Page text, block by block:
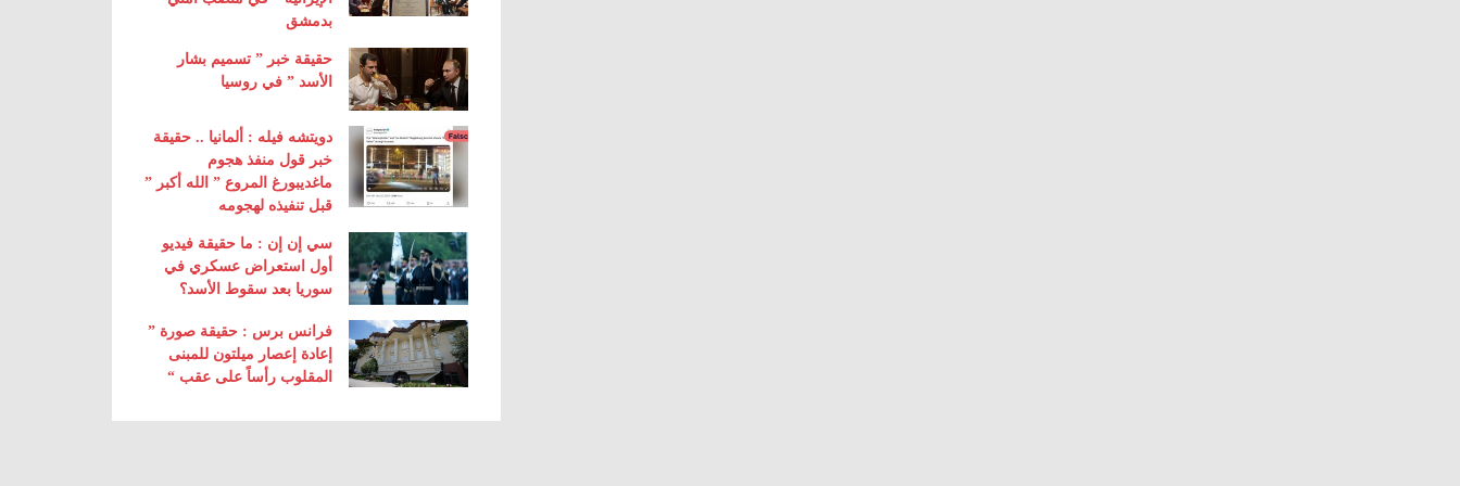
بدمشق
حقيقة خبر ” تسميم بشار
الأسد ” في روسيا
دويتشه فيله : ألمانيا .. حقيقة
خبر قول منفذ هجوم
ماغديبورغ المروع ” الله أكبر ”
قبل تنفيذه لهجومه
سي إن إن : ما حقيقة فيديو
أول استعراض عسكري في
سوريا بعد سقوط الأسد؟
فرانس برس : حقيقة صورة ”
إعادة إعصار ميلتون للمبنى
المقلوب رأساً على عقب “